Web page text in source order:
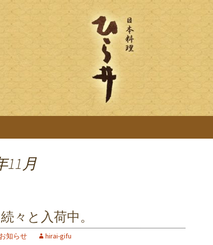
井のブログ
ひら井(ひらい)」は創業明治6年。
ます。ひら井に併設する、蕎麦屋
を提供。
11月
々と入荷中。
知らせ hirai-gifu